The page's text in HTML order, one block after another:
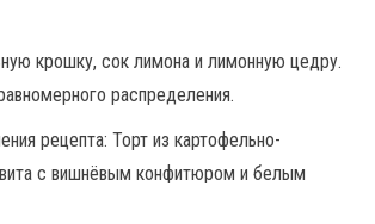
крошку, сок лимона и лимонную цедру.
распределения.